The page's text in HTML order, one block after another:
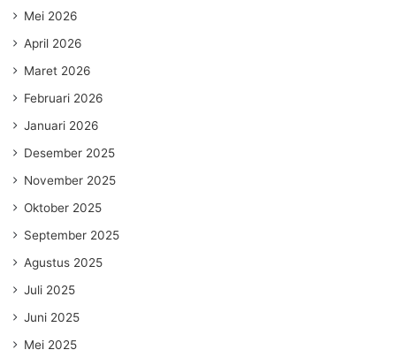
Mei 2026
April 2026
Maret 2026
Februari 2026
Januari 2026
Desember 2025
November 2025
Oktober 2025
September 2025
Agustus 2025
Juli 2025
Juni 2025
Mei 2025